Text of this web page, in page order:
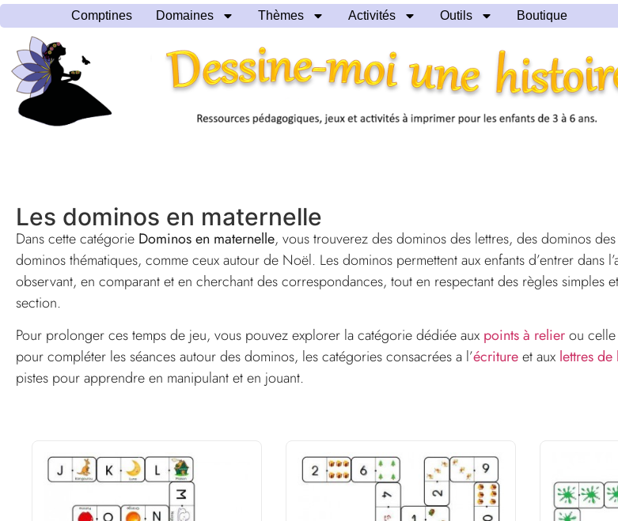
Comptines Domaines Thèmes Activités Outils Boutique
Les dominos en maternelle
Dans cette catégorie Dominos en maternelle, vous trouverez des dominos des lettres, des dominos
dominos thématiques, comme ceux autour de Noël. Les dominos permettent aux enfants d’entrer dans
observant, en comparant et en cherchant des correspondances, tout en respectant des règles simples
section.
Pour prolonger ces temps de jeu, vous pouvez explorer la catégorie dédiée aux points à relierou
pour compléter les séances autour des dominos, les catégories consacrées a l’écritureet aux lettres de
pistes pour apprendre en manipulant et en jouant.